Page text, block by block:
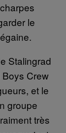
le
Stalingrad
Crew
et le
groupe
très